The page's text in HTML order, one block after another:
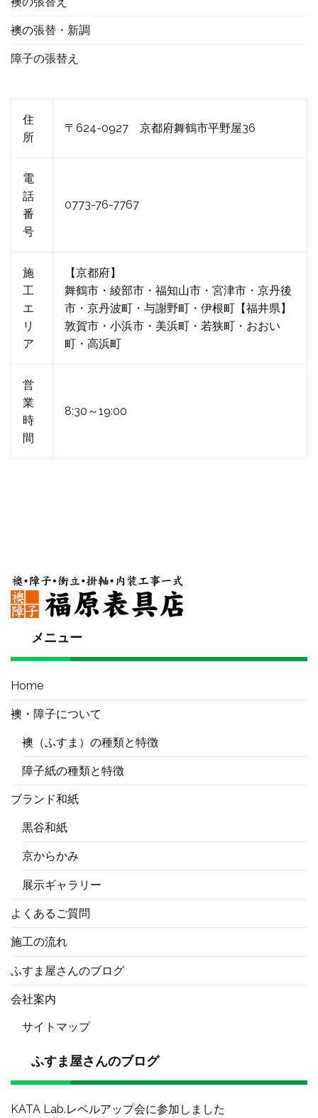
襖の張替・新調
障子の張替え
住
所
〒624-0927 京都府舞鶴市平野屋36
電
話
番
号
0773-76-7767
施
工
エ
リ
ア
【京都府】
舞鶴市・綾部市・福知山市・宮津市・京丹後
市・京丹波町・与謝野町・伊根町【福井県】
敦賀市・小浜市・美浜町・若狭町・おおい
町・高浜町
営
業
時
間
8:30～19:00
メニュー
Home
襖・障子について
襖（ふすま）の種類と特徴
障子紙の種類と特徴
ブランド和紙
黒谷和紙
京からかみ
展示ギャラリー
よくあるご質問
施工の流れ
ふすま屋さんのブログ
会社案内
サイトマップ
ふすま屋さんのブログ
KATA Lab.レベルアップ会に参加しました